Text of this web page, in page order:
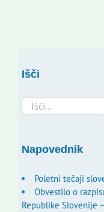
Išči
Search
for:
Napovednik
Poletni tečaji
Obvestilo o
Republike Slovenije